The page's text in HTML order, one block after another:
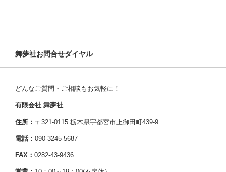
舞夢社お問合せダイヤル
どんなご質問・ご相談もお気軽に！
有限会社 舞夢社
住所： 〒321-0115 栃木県宇都宮市上御田町439-9
電話： 090-3245-5687
FAX： 0282-43-9436